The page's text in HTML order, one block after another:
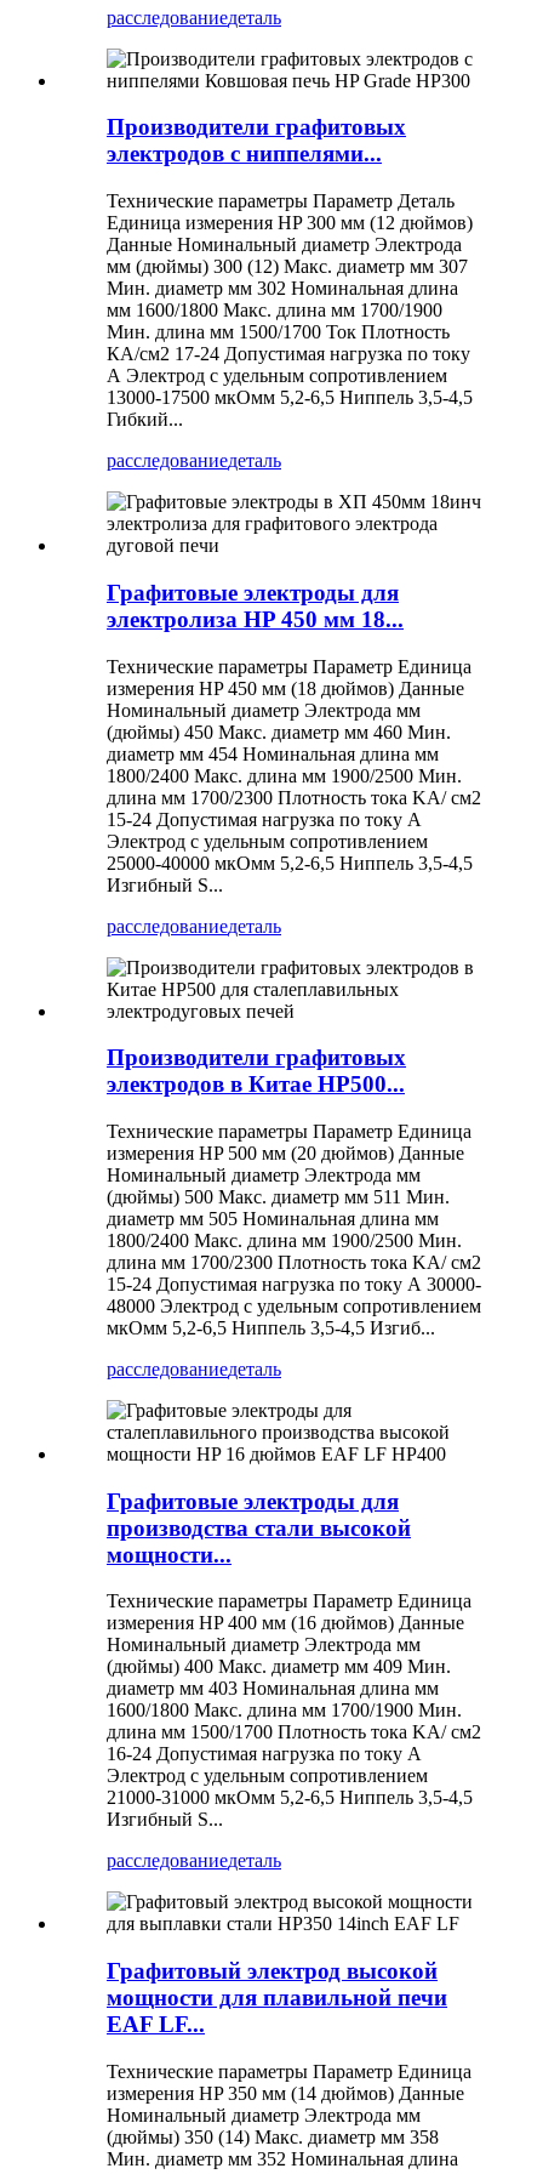
расследованиедеталь
Производители графитовых
электродов с ниппелями...
Технические параметры Параметр Деталь
Единица измерения HP 300 мм (12 дюймов)
Данные Номинальный диаметр Электрода
мм (дюймы) 300 (12) Макс. диаметр мм 307
Мин. диаметр мм 302 Номинальная длина
мм 1600/1800 Макс. длина мм 1700/1900
Мин. длина мм 1500/1700 Ток Плотность
КА/см2 17-24 Допустимая нагрузка по току
А Электрод с удельным сопротивлением
13000-17500 мкОмм 5,2-6,5 Ниппель 3,5-4,5
Гибкий...
расследованиедеталь
Графитовые электроды для
электролиза HP 450 мм 18...
Технические параметры Параметр Единица
измерения HP 450 мм (18 дюймов) Данные
Номинальный диаметр Электрода мм
(дюймы) 450 Макс. диаметр мм 460 Мин.
диаметр мм 454 Номинальная длина мм
1800/2400 Макс. длина мм 1900/2500 Мин.
длина мм 1700/2300 Плотность тока KA/ см2
15-24 Допустимая нагрузка по току А
Электрод с удельным сопротивлением
25000-40000 мкОмм 5,2-6,5 Ниппель 3,5-4,5
Изгибный S...
расследованиедеталь
Производители графитовых
электродов в Китае HP500...
Технические параметры Параметр Единица
измерения HP 500 мм (20 дюймов) Данные
Номинальный диаметр Электрода мм
(дюймы) 500 Макс. диаметр мм 511 Мин.
диаметр мм 505 Номинальная длина мм
1800/2400 Макс. длина мм 1900/2500 Мин.
длина мм 1700/2300 Плотность тока KA/ см2
15-24 Допустимая нагрузка по току А 30000-
48000 Электрод с удельным сопротивлением
мкОмм 5,2-6,5 Ниппель 3,5-4,5 Изгиб...
расследованиедеталь
Графитовые электроды для
производства стали высокой
мощности...
Технические параметры Параметр Единица
измерения HP 400 мм (16 дюймов) Данные
Номинальный диаметр Электрода мм
(дюймы) 400 Макс. диаметр мм 409 Мин.
диаметр мм 403 Номинальная длина мм
1600/1800 Макс. длина мм 1700/1900 Мин.
длина мм 1500/1700 Плотность тока KA/ см2
16-24 Допустимая нагрузка по току А
Электрод с удельным сопротивлением
21000-31000 мкОмм 5,2-6,5 Ниппель 3,5-4,5
Изгибный S...
расследованиедеталь
Графитовый электрод высокой
мощности для плавильной печи
EAF LF...
Технические параметры Параметр Единица
измерения HP 350 мм (14 дюймов) Данные
Номинальный диаметр Электрода мм
(дюймы) 350 (14) Макс. диаметр мм 358
Мин. диаметр мм 352 Номинальная длина